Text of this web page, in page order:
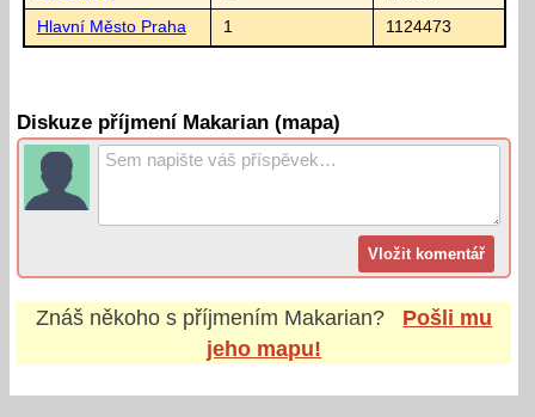
Hlavní Město Praha 1 1124473
Diskuze příjmení Makarian (mapa)
Znáš někoho s příjmením Makarian?
Pošli mu
jeho mapu!